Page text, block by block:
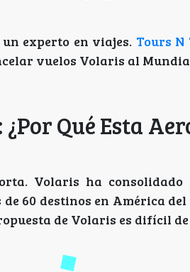
experto en viajes. Tours
vuelos Volaris al
Qué Esta
Volaris ha consolidado
60 destinos en América
de Volaris es difícil